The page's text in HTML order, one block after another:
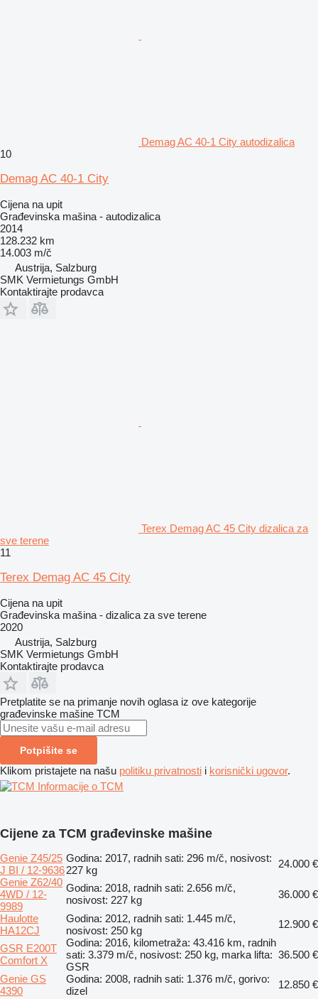
Demag AC 40-1 City autodizalica
10
Demag AC 40-1 City
Cijena na upit
Građevinska mašina - autodizalica
2014
128.232 km
14.003 m/č
Austrija, Salzburg
SMK Vermietungs GmbH
Kontaktirajte prodavca
Terex Demag AC 45 City dizalica za
sve terene
11
Terex Demag AC 45 City
Cijena na upit
Građevinska mašina - dizalica za sve terene
2020
Austrija, Salzburg
SMK Vermietungs GmbH
Kontaktirajte prodavca
Pretplatite se na primanje novih oglasa iz ove kategorije
građevinske mašine TCM
Potpišite se
Klikom pristajete na našu politiku privatnosti i korisnički ugovor.
Informacije o TCM
Cijene za TCM građevinske mašine
Genie Z45/25
J BI / 12-9636
Godina: 2017, radnih sati: 296 m/č, nosivost:
227 kg
24.000 €
Genie Z62/40
4WD / 12-
9989
Godina: 2018, radnih sati: 2.656 m/č,
nosivost: 227 kg
36.000 €
Haulotte
HA12CJ
Godina: 2012, radnih sati: 1.445 m/č,
nosivost: 250 kg
12.900 €
GSR E200T
Comfort X
Godina: 2016, kilometraža: 43.416 km, radnih
sati: 3.379 m/č, nosivost: 250 kg, marka lifta:
GSR
36.500 €
Genie GS
4390
Godina: 2008, radnih sati: 1.376 m/č, gorivo:
dizel
12.850 €